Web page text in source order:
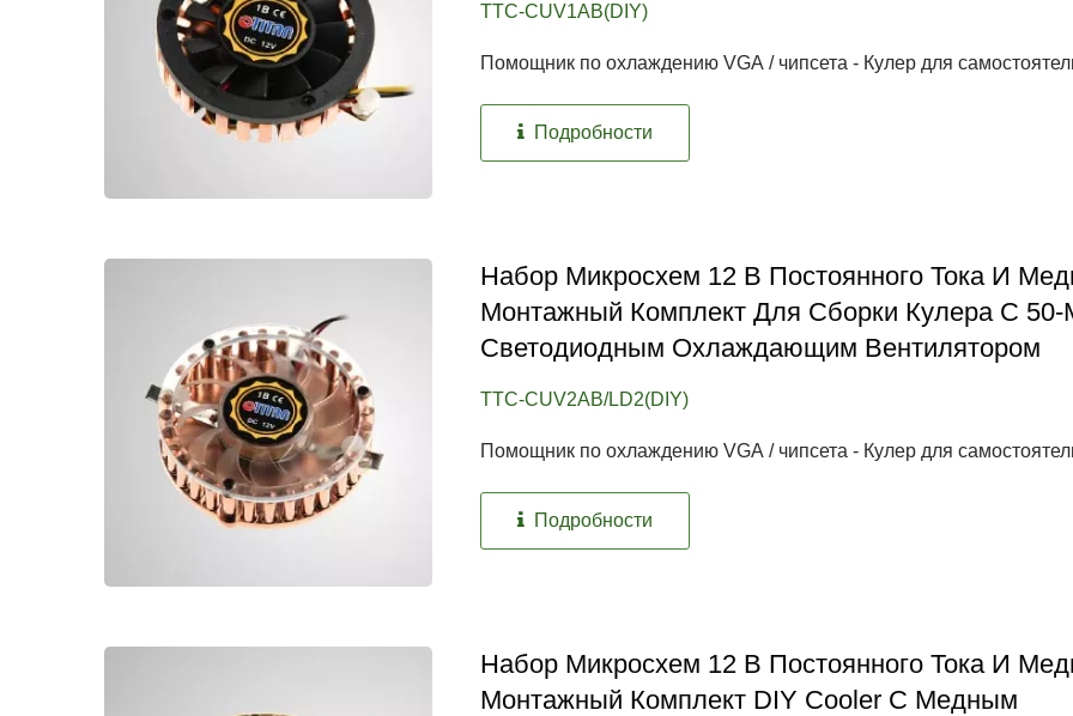
TTC-CUV1AB(DIY)
Помощник по охлаждению VGA / чипсета - Кулер для
Подробности
Набор Микросхем 12 В Постоянного Тока И
Монтажный Комплект Для Сборки Кулера С
Светодиодным Охлаждающим Вентилятором
TTC-CUV2AB/LD2(DIY)
Помощник по охлаждению VGA / чипсета - Кулер для
Подробности
Набор Микросхем 12 В Постоянного Тока И
Монтажный Комплект DIY Cooler С Медным